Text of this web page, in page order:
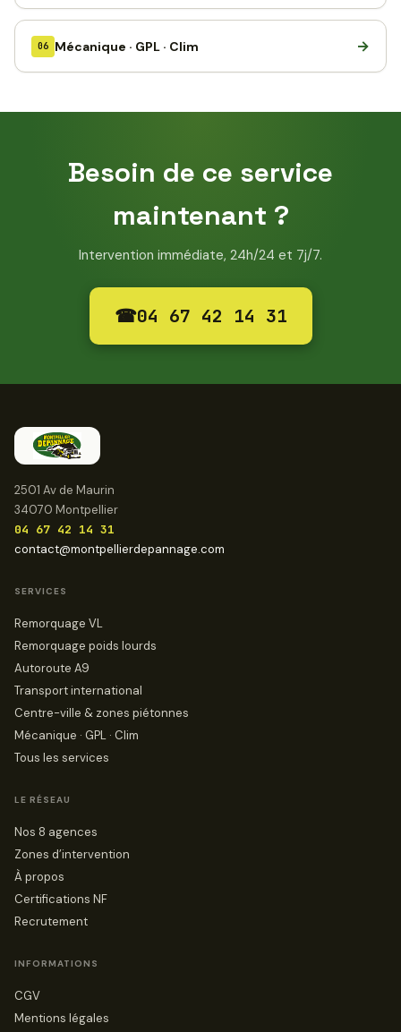
06 Mécanique · GPL · Clim →
Besoin de ce service
maintenant ?
Intervention immédiate, 24h/24 et 7j/7.
☎04 67 42 14 31
2501 Av de Maurin
34070 Montpellier
04 67 42 14 31
contact@montpellierdepannage.com
SERVICES
Remorquage VL
Remorquage poids lourds
Autoroute A9
Transport international
Centre-ville & zones piétonnes
Mécanique · GPL · Clim
Tous les services
LE RÉSEAU
Nos 8 agences
Zones d’intervention
À propos
Certifications NF
Recrutement
INFORMATIONS
CGV
Mentions légales